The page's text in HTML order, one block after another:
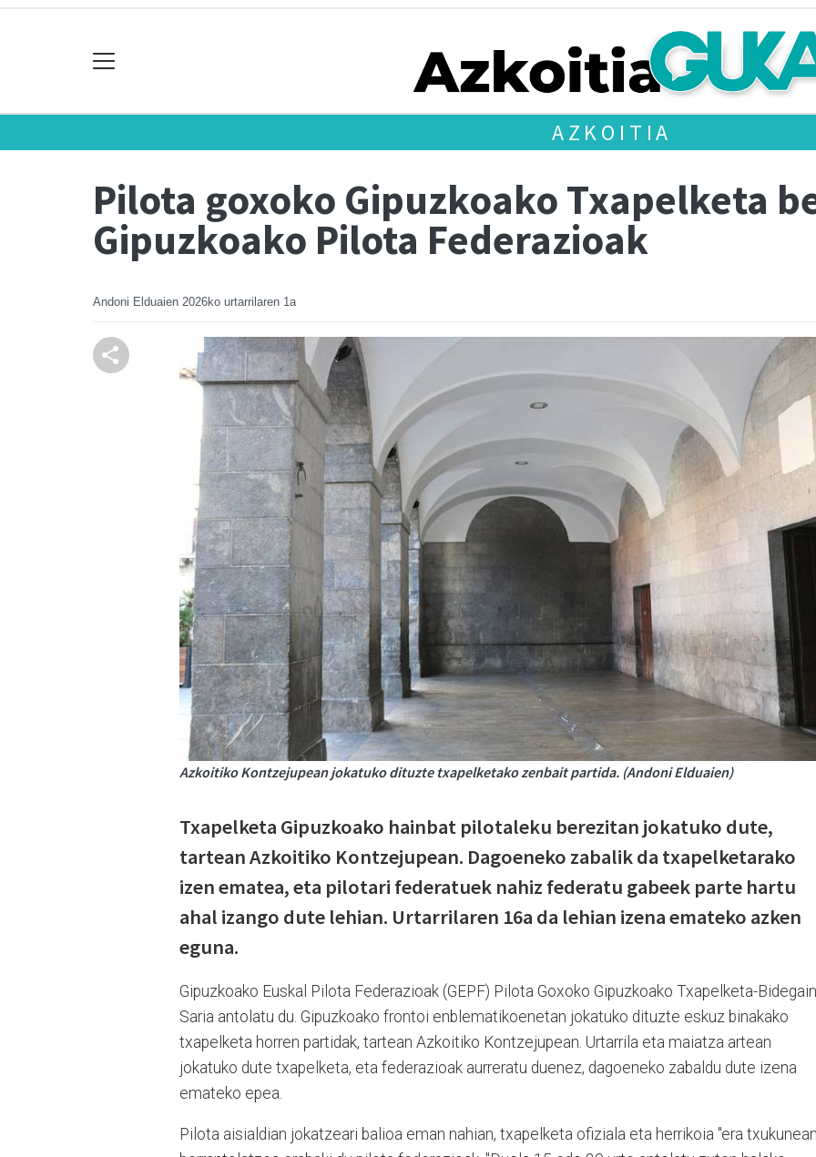
AZKOITIA
Pilota goxoko Gipuzkoako Txapelketa
Gipuzkoako Pilota Federazioak
Andoni Elduaien 2026ko urtarrilaren 1a
Azkoitiko Kontzejupean jokatuko dituzte txapelketako zenbait partida. (Andoni Elduaien)
Txapelketa Gipuzkoako hainbat pilotaleku berezitan jokatuko dute,
tartean Azkoitiko Kontzejupean. Dagoeneko zabalik da txapelketarako
izen ematea, eta pilotari federatuek nahiz federatu gabeek parte hartu
ahal izango dute lehian. Urtarrilaren 16a da lehian izena emateko azken
eguna.
Gipuzkoako Euskal Pilota Federazioak (GEPF) Pilota Goxoko Gipuzkoako Txapelketa-Bidegain
Saria antolatu du. Gipuzkoako frontoi enblematikoenetan jokatuko dituzte eskuz binakako
txapelketa horren partidak, tartean Azkoitiko Kontzejupean. Urtarrila eta maiatza artean
jokatuko dute txapelketa, eta federazioak aurreratu duenez, dagoeneko zabaldu dute izena
emateko epea.
Pilota aisialdian jokatzeari balioa eman nahian, txapelketa ofiziala eta herrikoia "era